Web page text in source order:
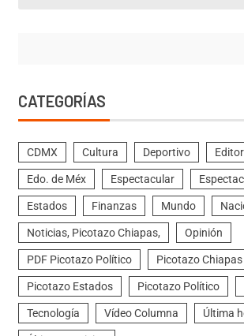
CATEGORÍAS
CDMX Cultura Deportivo
Edo. de Méx Espectacular
Estados Finanzas Mundo
Noticias, Picotazo Chiapas, Opinión
PDF Picotazo Político Picotazo Chiapas
Picotazo Estados Picotazo Político
Tecnología Vídeo Columna Última